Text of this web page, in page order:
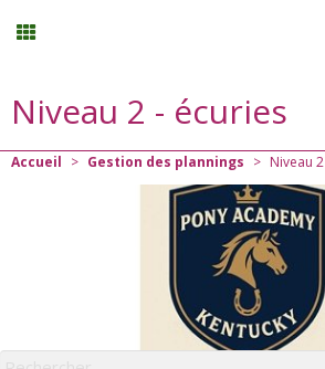
Randonnée
Niveau 2 - écuries
Accueil > Gestion des plannings > Niveau